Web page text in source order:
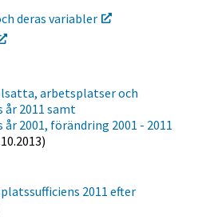
deras variabler
arbetsplatser och
2011 samt
2001, förändring 2001 - 2011
2011 efter